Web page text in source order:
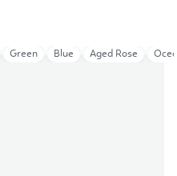
Green Blue Aged Rose